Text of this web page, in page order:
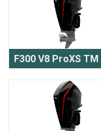
F300 V8 ProXS TM